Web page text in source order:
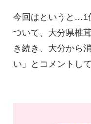
今回はというと…1
ついて、大分県椎
き続き、大分から
い」とコメントし